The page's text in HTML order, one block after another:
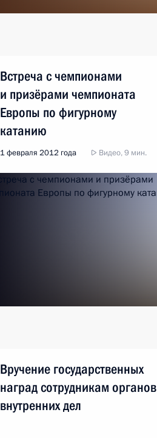
Встреча с чемпионами
и призёрами чемпионата
Европы по фигурному
катанию
1 февраля 2012 года Видео, 9 мин.
Вручение государственных
наград сотрудникам органов
внутренних дел